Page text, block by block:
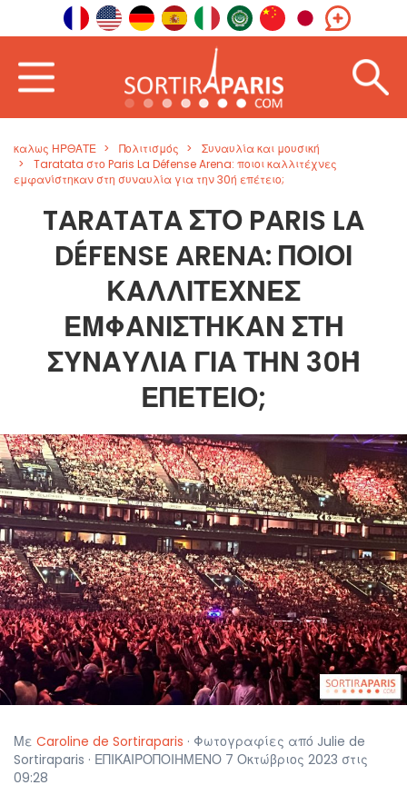
καλως ΗΡΘΑΤΕ Πολιτισμός
Συναυλία και μουσική
Taratata στο Paris La Défense Arena: ποιοι καλλιτέχνες
εμφανίστηκαν στη συναυλία για την 30ή επέτειο;
TARATATA ΣΤΟ PARIS LA
DÉFENSE ARENA: ΠΟΙΟΙ
ΚΑΛΛΙΤΈΧΝΕΣ
ΕΜΦΑΝΊΣΤΗΚΑΝ ΣΤΗ
ΣΥΝΑΥΛΊΑ ΓΙΑ ΤΗΝ 30Ή Ε
ΠΈΤΕΙΟ;
Με Caroline de Sortiraparis · Φωτογραφίες από Julie de
Sortiraparis · ΕΠΙΚΑΙΡΟΠΟΙΗΜΕΝΟ 7 Οκτώβριος 2023 στις
09:28